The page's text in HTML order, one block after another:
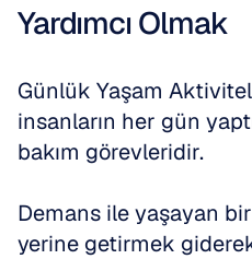
Yardımcı Olmak
Günlük Yaşam
insanların her gün
bakım görevleridir.
Demans ile yaşayan
yerine getirmek